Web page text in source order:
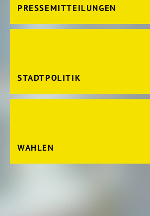
PRESSEMITTEILUNGEN
STADTPOLITIK
WAHLEN